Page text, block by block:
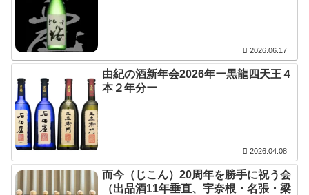
2026.06.17
由紀の酒新年会2026年ー黒龍四天王４
本２年分ー
2026.04.08
而今（じこん）20周年を勝手に祝う会
（出品酒11年垂直、宇奈根・名張・梁